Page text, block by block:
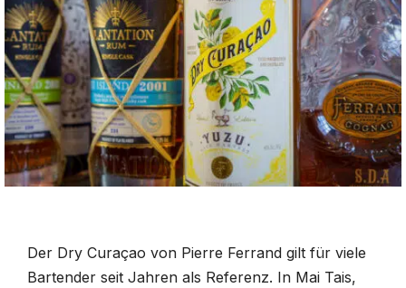
Der Dry Curaçao von Pierre Ferrand gilt für viele
Bartender seit Jahren als Referenz. In Mai Tais,